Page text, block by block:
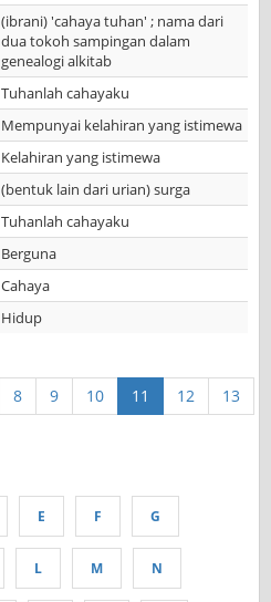
(ibrani) 'cahaya tuhan' ; nama dari
dua tokoh sampingan dalam
genealogi alkitab
Tuhanlah cahayaku
Mempunyai kelahiran yang istimewa
Kelahiran yang istimewa
(bentuk lain dari urian) surga
Tuhanlah cahayaku
Berguna
Cahaya
Hidup
8 9 10 11 12
13
E F G
L M N